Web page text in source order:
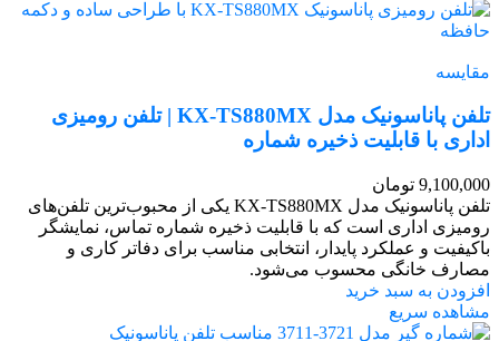
مقایسه
تلفن پاناسونیک مدل KX-TS880MX | تلفن رومیزی
اداری با قابلیت ذخیره شماره
9,100,000 تومان
تلفن پاناسونیک مدل KX-TS880MX یکی از محبوب‌ترین تلفن‌های
رومیزی اداری است که با قابلیت ذخیره شماره تماس، نمایشگر
باکیفیت و عملکرد پایدار، انتخابی مناسب برای دفاتر کاری و
مصارف خانگی محسوب می‌شود.
افزودن به سبد خرید
مشاهده سریع